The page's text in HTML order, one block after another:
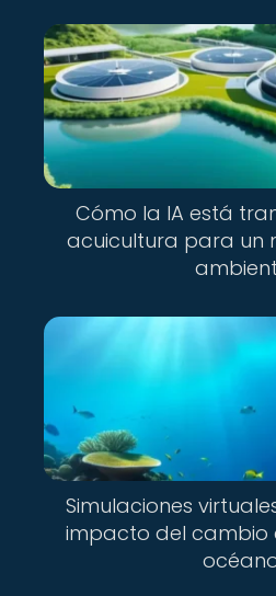
Cómo la IA está
acuicultura para un
Simulaciones
impacto del cambio